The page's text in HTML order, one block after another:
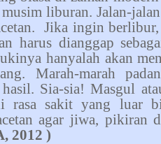
liburan. Jalan-
Jika ingin
harus dianggap
hanyalah akan
Marah-marah
hasil. Sia-sia! Masgul
rasa sakit yang luar
agar jiwa, pikiran
2012 )